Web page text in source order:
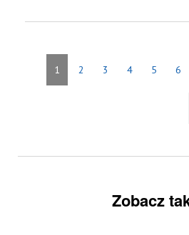
1 2 3 4 5 6
Zobacz